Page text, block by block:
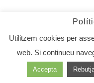
Utilitzem cookies per
web. Si continueu
Accepta